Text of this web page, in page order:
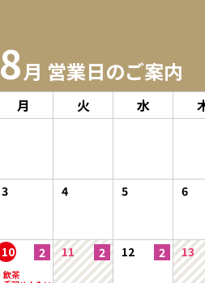
8月 営業日のご案内
月 火 水
3 4 5 6
10 11 12 13